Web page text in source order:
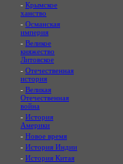
- Крымское
ханство
- Османская
империя
- Великое
княжество
Литовское
- Отечественная
история
- Великая
Отечественная
война
- История
Америки
- Новое время
- История Индии
- История Китая